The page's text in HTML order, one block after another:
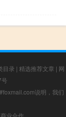
目录 | 精选推荐文章 | 网
说明，我们